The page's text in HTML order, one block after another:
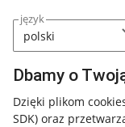
język
Dbamy o
Dzięki plikom
SDK) oraz